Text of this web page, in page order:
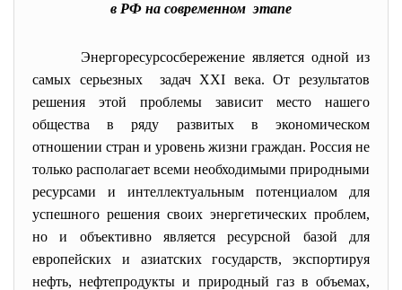
в РФ на современном этапе
Энергоресурсосбережение является одной из
самых серьезных задач XXI века. От результатов
решения этой проблемы зависит место нашего
общества в ряду развитых в экономическом
отношении стран и уровень жизни граждан. Россия не
только располагает всеми необходимыми природными
ресурсами и интеллектуальным потенциалом для
успешного решения своих энергетических проблем,
но и объективно является ресурсной базой для
европейских и азиатских государств, экспортируя
нефть, нефтепродукты и природный газ в объемах,